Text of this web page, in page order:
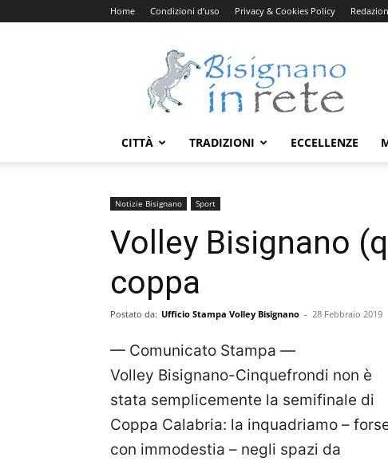
Home Condizioni d’uso Privacy & Cookies Policy
Bisignanoinrete.com
CITTÀ TRADIZIONI ECCELLENZE
Notizie Bisignano Sport
Volley Bisignano
coppa
Postato da: Ufficio Stampa Volley Bisignano - 28 Febbraio 2019
— Comunicato Stampa —
Volley Bisignano-Cinquefrondi non è
stata semplicemente la semifinale di
Coppa Calabria: la inquadriamo –
con immodestia – negli spazi da